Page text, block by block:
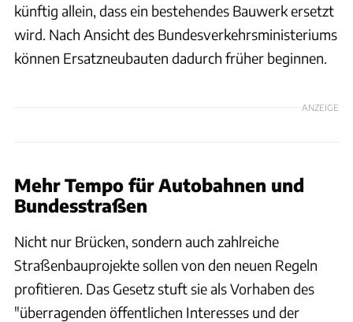
künftig allein, dass ein bestehendes Bauwerk ersetzt
wird. Nach Ansicht des Bundesverkehrsministeriums
können Ersatzneubauten dadurch früher beginnen.
ANZEIGE
Mehr Tempo für Autobahnen und
Bundesstraßen
Nicht nur Brücken, sondern auch zahlreiche
Straßenbauprojekte sollen von den neuen Regeln
profitieren. Das Gesetz stuft sie als Vorhaben des
"überragenden öffentlichen Interesses und der